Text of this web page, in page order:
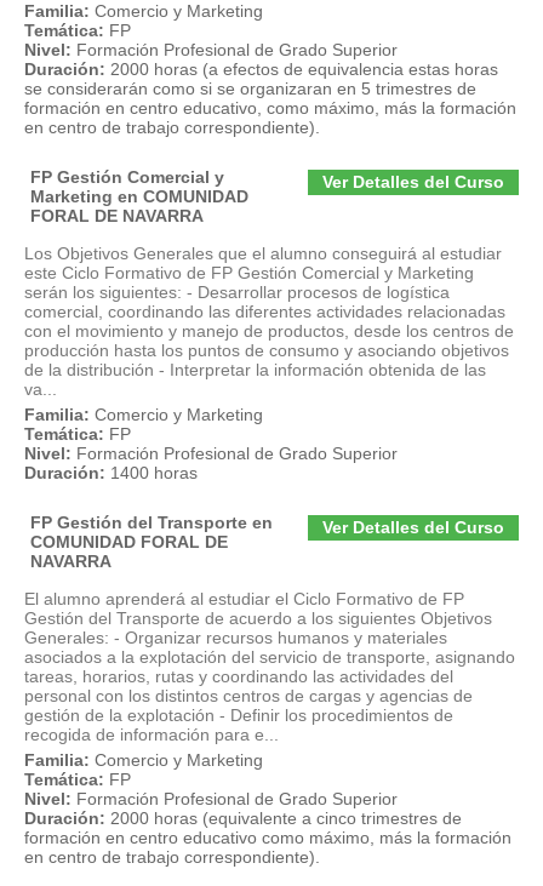
Familia: Comercio y Marketing
Temática: FP
Nivel: Formación Profesional de Grado Superior
Duración: 2000 horas (a efectos de equivalencia estas horas
se considerarán como si se organizaran en 5 trimestres de
formación en centro educativo, como máximo, más la formación
en centro de trabajo correspondiente).
Ver Detalles del Curso
FP Gestión Comercial y
Marketing en COMUNIDAD
FORAL DE NAVARRA
Los Objetivos Generales que el alumno conseguirá al estudiar
este Ciclo Formativo de FP Gestión Comercial y Marketing
serán los siguientes: - Desarrollar procesos de logística
comercial, coordinando las diferentes actividades relacionadas
con el movimiento y manejo de productos, desde los centros de
producción hasta los puntos de consumo y asociando objetivos
de la distribución - Interpretar la información obtenida de las
va...
Familia: Comercio y Marketing
Temática: FP
Nivel: Formación Profesional de Grado Superior
Duración: 1400 horas
Ver Detalles del Curso
FP Gestión del Transporte en
COMUNIDAD FORAL DE
NAVARRA
El alumno aprenderá al estudiar el Ciclo Formativo de FP
Gestión del Transporte de acuerdo a los siguientes Objetivos
Generales: - Organizar recursos humanos y materiales
asociados a la explotación del servicio de transporte, asignando
tareas, horarios, rutas y coordinando las actividades del
personal con los distintos centros de cargas y agencias de
gestión de la explotación - Definir los procedimientos de
recogida de información para e...
Familia: Comercio y Marketing
Temática: FP
Nivel: Formación Profesional de Grado Superior
Duración: 2000 horas (equivalente a cinco trimestres de
formación en centro educativo como máximo, más la formación
en centro de trabajo correspondiente).